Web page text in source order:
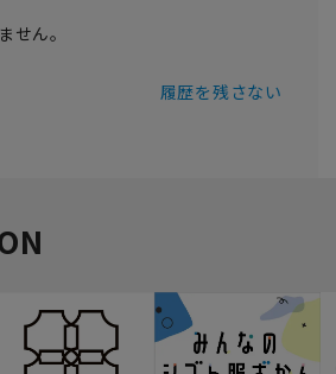
せん。
履歴を残さない